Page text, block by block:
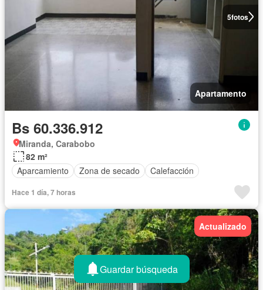
5fotos
Apartamento
Bs 60.336.912
Miranda, Carabobo
82 m²
Aparcamiento
Zona de secado Calefacción
Hace 1 día, 7 horas
Actualizado
Guardar búsqueda